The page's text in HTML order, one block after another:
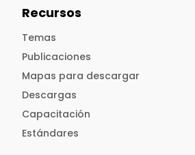
Recursos
Temas
Publicaciones
Mapas para descargar
Descargas
Capacitación
Estándares